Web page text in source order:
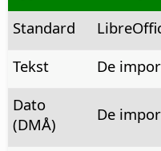
Standard
Tekst
De
Dato
(DMÅ)
De